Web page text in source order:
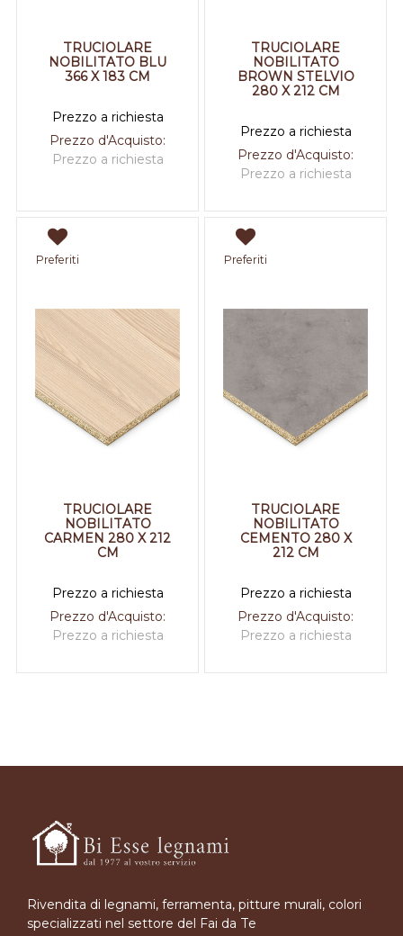
TRUCIOLARE
NOBILITATO BLU
366 X 183 CM
Prezzo a richiesta
Prezzo d'Acquisto:
Prezzo a richiesta
TRUCIOLARE
NOBILITATO
BROWN STELVIO
280 X 212 CM
Prezzo a richiesta
Prezzo d'Acquisto:
Prezzo a richiesta
Preferiti
TRUCIOLARE
NOBILITATO
CARMEN 280 X 212
CM
Prezzo a richiesta
Prezzo d'Acquisto:
Prezzo a richiesta
Preferiti
TRUCIOLARE
NOBILITATO
CEMENTO 280 X
212 CM
Prezzo a richiesta
Prezzo d'Acquisto:
Prezzo a richiesta
Rivendita di legnami, ferramenta, pitture murali, colori
specializzati nel settore del Fai da Te